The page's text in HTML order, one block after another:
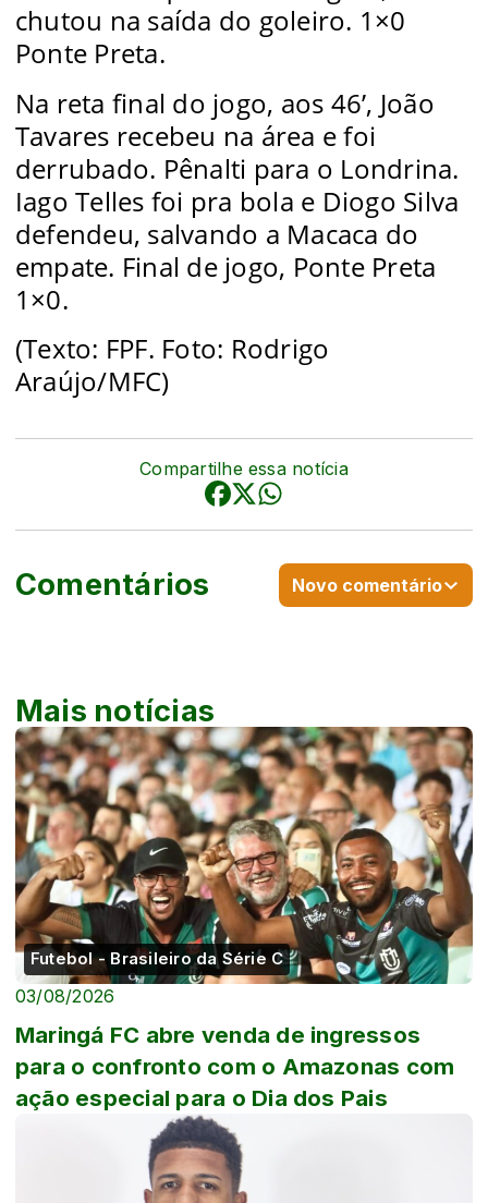
chutou na saída do goleiro. 1×0
Ponte Preta.
Na reta final do jogo, aos 46’, João
Tavares recebeu na área e foi
derrubado. Pênalti para o Londrina.
Iago Telles foi pra bola e Diogo Silva
defendeu, salvando a Macaca do
empate. Final de jogo, Ponte Preta
1×0.
(Texto: FPF. Foto: Rodrigo
Araújo/MFC)
Compartilhe essa notícia
Comentários Novo comentário
Mais notícias
Futebol - Brasileiro da Série C
03/08/2026
Maringá FC abre venda de ingressos
para o confronto com o Amazonas com
ação especial para o Dia dos Pais